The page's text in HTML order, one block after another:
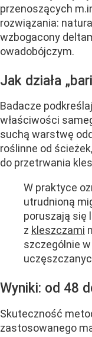
przenoszących
rozwiązania:
wzbogacony
owadobójczym.
Jak działa
Badacze
właściwości
suchą warstwę
roślinne od
do przetrwania
W praktyce
utrudnioną
poruszają się
z kleszczami
szczególnie
Wyniki: od 48
Skuteczność
zastosowanego